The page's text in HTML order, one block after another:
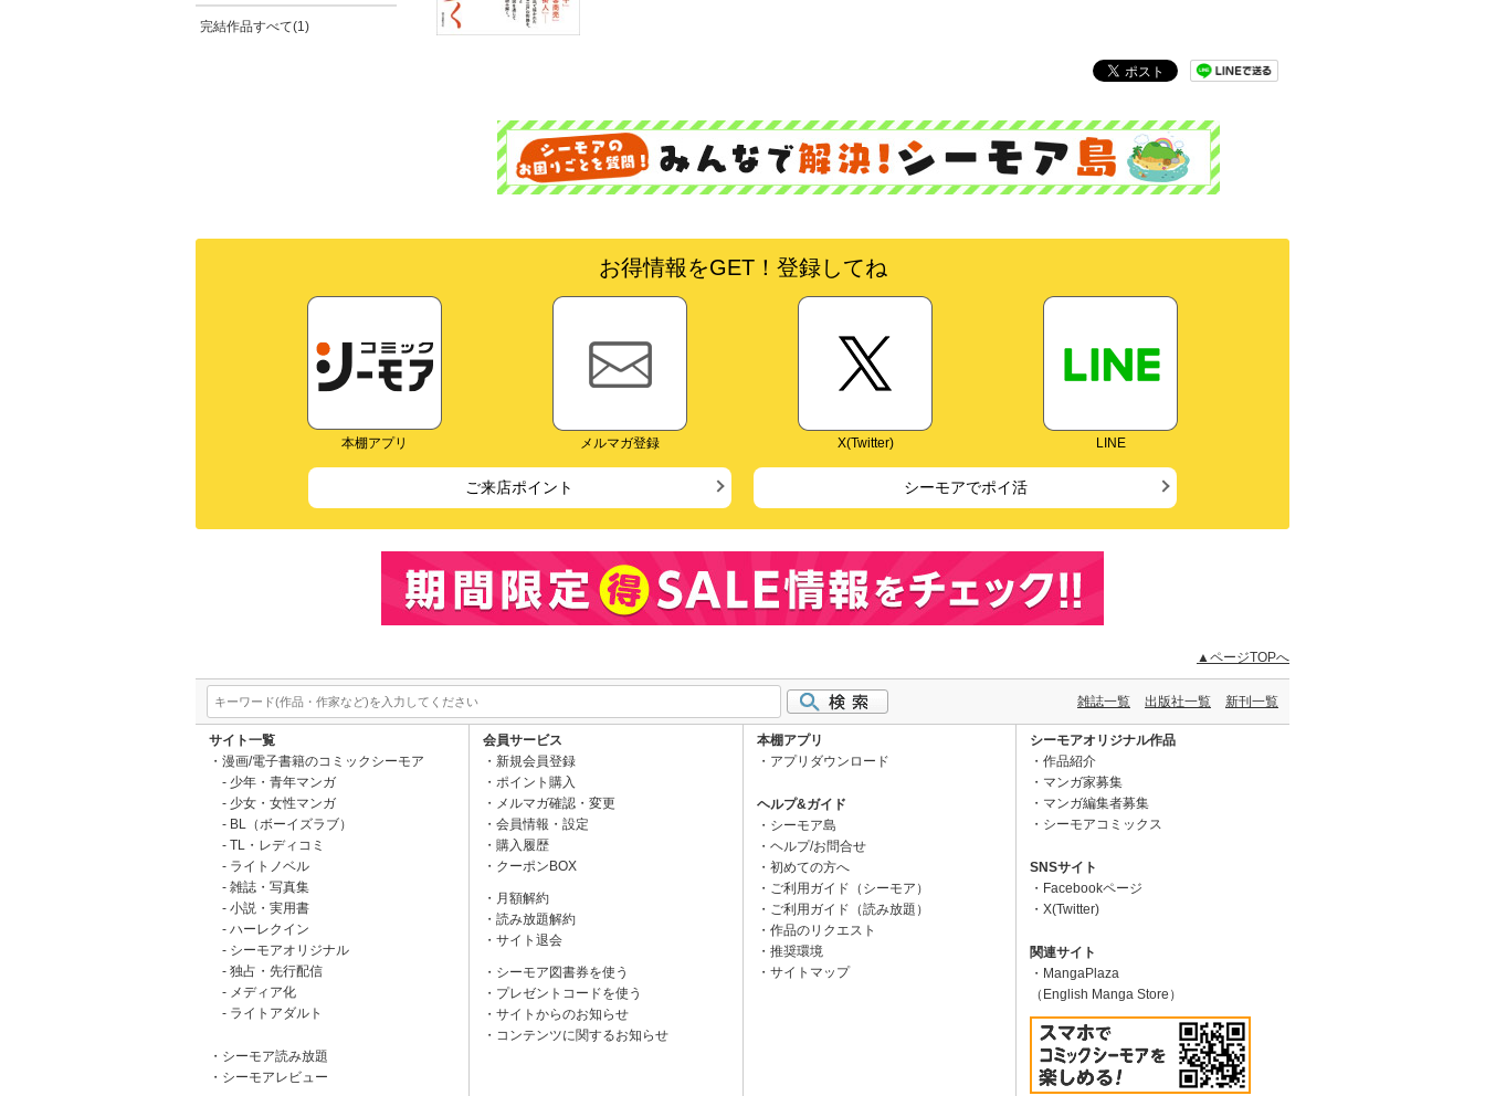
完結作品すべて(1)
お得情報をGET！登録してね
本棚アプリ メルマガ登録 X(Twitter) LINE
ご来店ポイント シーモアでポイ活
▲ページTOPへ
雑誌一覧 出版社一覧 新刊一覧
サイト一覧
漫画/電子書籍のコミックシーモア
少年・青年マンガ
少女・女性マンガ
BL（ボーイズラブ）
TL・レディコミ
ライトノベル
雑誌・写真集
小説・実用書
ハーレクイン
シーモアオリジナル
独占・先行配信
メディア化
ライトアダルト
シーモア読み放題
シーモアレビュー
会員サービス
新規会員登録
ポイント購入
メルマガ確認・変更
会員情報・設定
購入履歴
クーポンBOX
月額解約
読み放題解約
サイト退会
シーモア図書券を使う
プレゼントコードを使う
サイトからのお知らせ
コンテンツに関するお知らせ
本棚アプリ
アプリダウンロード
ヘルプ&ガイド
シーモア島
ヘルプ/お問合せ
初めての方へ
ご利用ガイド（シーモア）
ご利用ガイド（読み放題）
作品のリクエスト
推奨環境
サイトマップ
シーモアオリジナル作品
作品紹介
マンガ家募集
マンガ編集者募集
シーモアコミックス
SNSサイト
Facebookページ
X(Twitter)
関連サイト
MangaPlaza
（English Manga Store）